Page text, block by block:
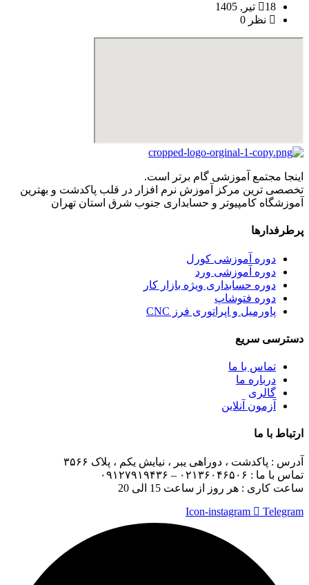
18 تیر, 1405
نظر 0
اینجا مجتمع آموزشی گام برتر است.
تخصصی ترین مرکز آموزش نرم افزار در قلب پاکدشت و بهترین
آموزشگاه کامپیوتر و حسابداری جنوب شرق استان تهران
پرطرفدارها
دوره آموزشی کورل
دوره آموزشی ورد
دوره حسابداری ویژه بازار کار
دوره فتوشاپ
پاورمیل و اپراتوری فرز CNC
دسترسی سریع
تماس با ما
درباره ما
گالری
آزمون آنلاین
ارتباط با ما
آدرس : پاکدشت ، دوراهی یبر ، نیایش یکم ، پلاک ۳۵۶۶
تماس با ما :
ساعت کاری : هر روز از ساعت 15 الی 20
Icon-instagram
Telegram